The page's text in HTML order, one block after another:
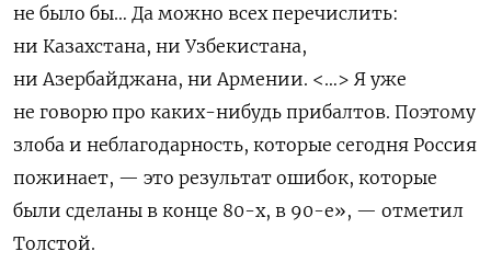
не было бы… Да можно всех перечислить:
ни Казахстана, ни Узбекистана,
ни Азербайджана, ни Армении. <…> Я уже
не говорю про каких-нибудь прибалтов. Поэтому
злоба и неблагодарность, которые сегодня Россия
пожинает, — это результат ошибок, которые
были сделаны в конце 80-х, в 90-е», — отметил
Толстой.